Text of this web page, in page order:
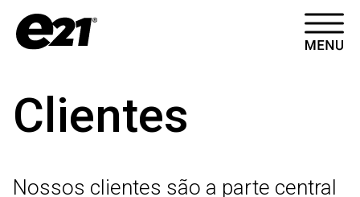
HOME
CASES
Clientes
Nossos clientes são a parte central